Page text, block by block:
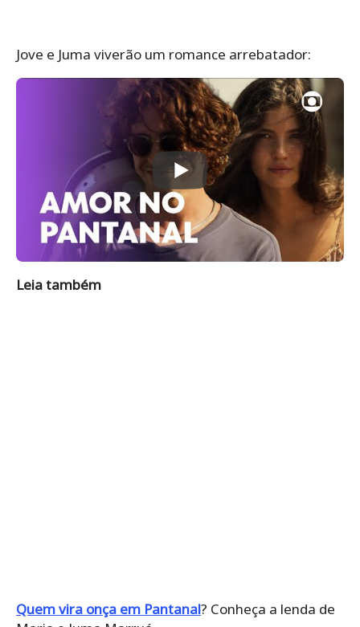
Jove e Juma viverão um romance arrebatador:
Leia também
Quem vira onça em Pantanal? Conheça a lenda de